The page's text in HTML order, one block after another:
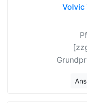
Volvic